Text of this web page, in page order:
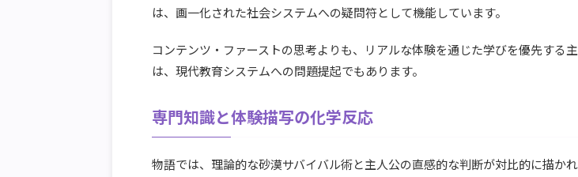
は、画一化された社会システムへの疑問符として機能しています。
コンテンツ・ファーストの思考よりも、リアルな体験を通じた学びを優先する
は、現代教育システムへの問題提起でもあります。
専門知識と体験描写の化学反応
物語では、理論的な砂漠サバイバル術と主人公の直感的な判断が対比的に描か